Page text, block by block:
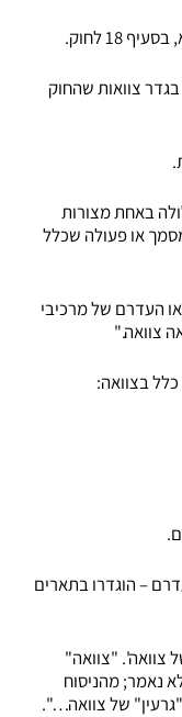
18 לחוק.
18 האמור, הינם בגדר צוואות שהחוק
באחת מצורות
או פעולה שכלל
העדרם של מרכיבי
צוואה."
בצוואה:
– הוגדרו בתארים
"צוואה"
נאמר; מהניסוח
של צוואה…".